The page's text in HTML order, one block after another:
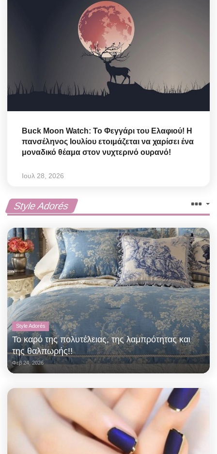
Buck Moon Watch: Το Φεγγάρι του Ελαφιού! Η
πανσέληνος Ιουλίου ετοιμάζεται να χαρίσει ένα
μοναδικό θέαμα στον νυχτερινό ουρανό!
Ιουλ 28, 2026
Style Adorés
Style Adorés
Το καρό της πολυτέλειας, της λαμπρότητας και
της θαλπωρής!!
Φεβ 24, 2026